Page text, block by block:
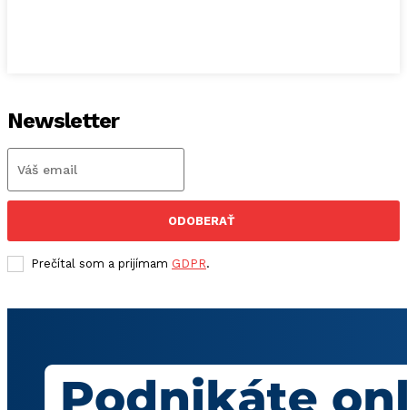
Newsletter
ODOBERAŤ
Prečítal som a prijímam GDPR.